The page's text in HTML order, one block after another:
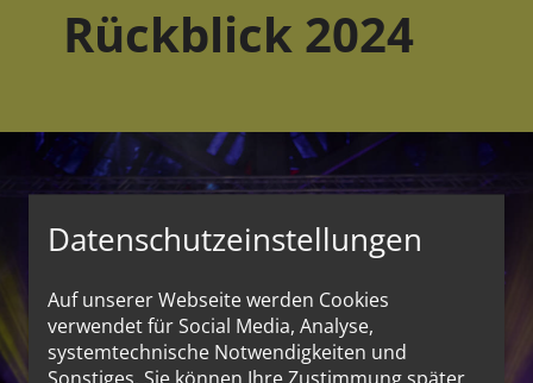
Rückblick 2024
Datenschutzeinstellungen
Auf unserer Webseite werden Cookies
verwendet für Social Media, Analyse,
systemtechnische Notwendigkeiten und